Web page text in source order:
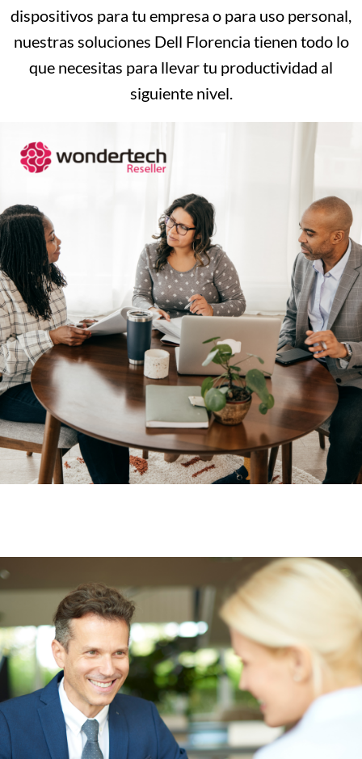
dispositivos para tu empresa o para uso personal,
nuestras soluciones Dell Florencia tienen todo lo
que necesitas para llevar tu productividad al
siguiente nivel.